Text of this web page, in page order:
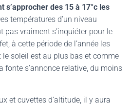
s’approcher des 15 à 17°c les
températures d’un niveau
pas vraiment s’inquiéter pour le
à cette période de l’année les
le soleil est au plus bas et comme
fonte s’annonce relative, du moins
et cuvettes d’altitude, il y aura